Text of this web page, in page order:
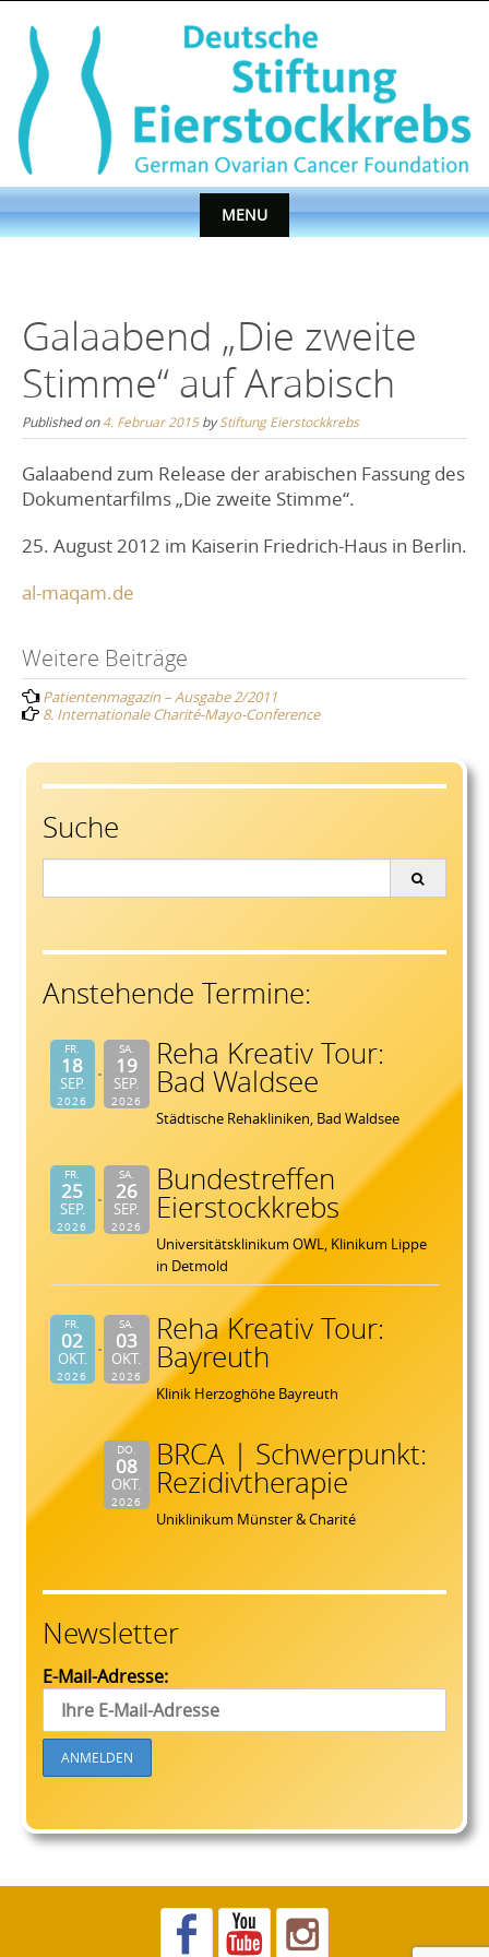
content
MENU
Galaabend „Die zweite
Stimme“ auf Arabisch
Published on4. Februar 2015byStiftung Eierstockkrebs
Galaabend zum Release der arabischen Fassung des
Dokumentarfilms „Die zweite Stimme“.
25. August 2012 im Kaiserin Friedrich-Haus in Berlin.
al-maqam.de
Post
navigation
Weitere Beiträge
Patientenmagazin – Ausgabe 2/2011
8. Internationale Charité-Mayo-Conference
Suche
Anstehende Termine:
FR.
18
SEP.
2026
SA.
19
SEP.
2026
Reha Kreativ Tour:
Bad Waldsee
Städtische Rehakliniken, Bad Waldsee
FR.
25
SEP.
2026
SA.
26
SEP.
2026
Bundestreffen
Eierstockkrebs
Universitätsklinikum OWL, Klinikum Lippe
in Detmold
FR.
02
OKT.
2026
SA.
03
OKT.
2026
Reha Kreativ Tour:
Bayreuth
Klinik Herzoghöhe Bayreuth
DO.
08
OKT.
2026
BRCA | Schwerpunkt:
Rezidivtherapie
Uniklinikum Münster & Charité
Newsletter
E-Mail-Adresse: